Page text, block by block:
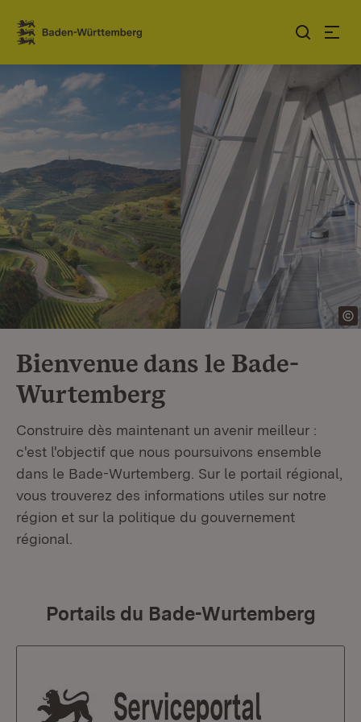
Sauter au contenu
Link zur Startseite
Bienvenue dans le Bade-
Wurtemberg
Construire dès maintenant un avenir meilleur :
c'est l'objectif que nous poursuivons ensemble
dans le Bade-Wurtemberg. Sur le portail régional,
vous trouverez des informations utiles sur notre
région et sur la politique du gouvernement
régional.
Portails du Bade-Wurtemberg